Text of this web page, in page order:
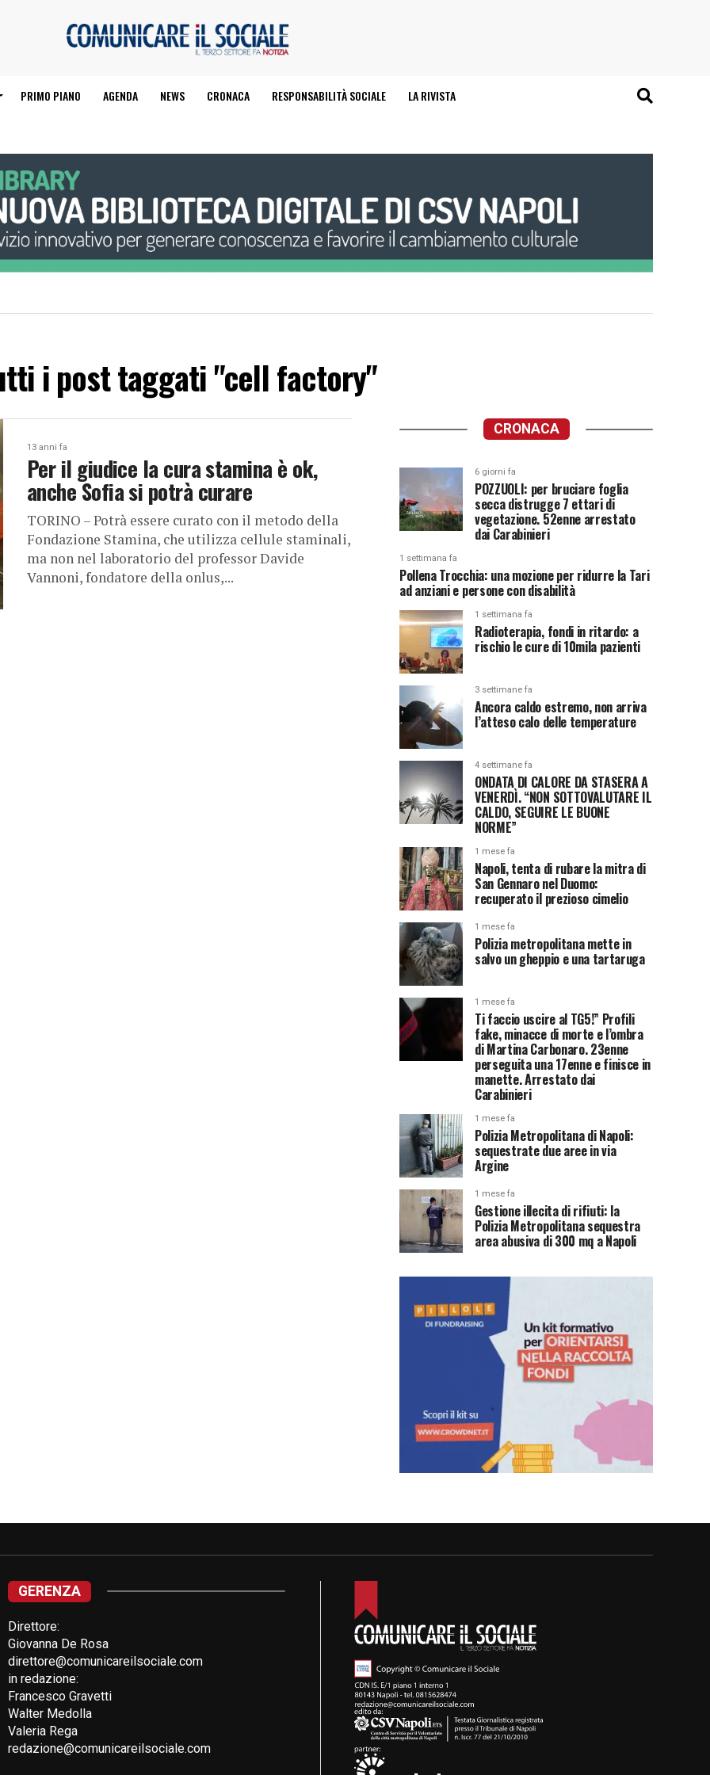
PRIMO PIANO AGENDA NEWS CRONACA RESPONSABILITÀ SOCIALE LA RIVISTA
i post taggati "cell factory"
13 anni fa
Per il giudice la cura stamina è ok,
anche Sofia si potrà curare
TORINO – Potrà essere curato con il metodo della
Fondazione Stamina, che utilizza cellule staminali,
ma non nel laboratorio del professor Davide
Vannoni, fondatore della onlus,...
CRONACA
6 giorni fa
POZZUOLI: per bruciare foglia
secca distrugge 7 ettari di
vegetazione. 52enne arrestato
dai Carabinieri
1 settimana fa
Pollena Trocchia: una mozione per ridurre la Tari
ad anziani e persone con disabilità
1 settimana fa
Radioterapia, fondi in ritardo: a
rischio le cure di 10mila pazienti
3 settimane fa
Ancora caldo estremo, non arriva
l’atteso calo delle temperature
4 settimane fa
ONDATA DI CALORE DA STASERA A
VENERDÌ. “NON SOTTOVALUTARE IL
CALDO, SEGUIRE LE BUONE
NORME”
1 mese fa
Napoli, tenta di rubare la mitra di
San Gennaro nel Duomo:
recuperato il prezioso cimelio
1 mese fa
Polizia metropolitana mette in
salvo un gheppio e una tartaruga
1 mese fa
Ti faccio uscire al TG5!” Profili
fake, minacce di morte e l’ombra
di Martina Carbonaro. 23enne
perseguita una 17enne e finisce in
manette. Arrestato dai
Carabinieri
1 mese fa
Polizia Metropolitana di Napoli:
sequestrate due aree in via
Argine
1 mese fa
Gestione illecita di rifiuti: la
Polizia Metropolitana sequestra
area abusiva di 300 mq a Napoli
GERENZA
Direttore:
Giovanna De Rosa
direttore@comunicareilsociale.com
in redazione:
Francesco Gravetti
Walter Medolla
Valeria Rega
redazione@comunicareilsociale.com